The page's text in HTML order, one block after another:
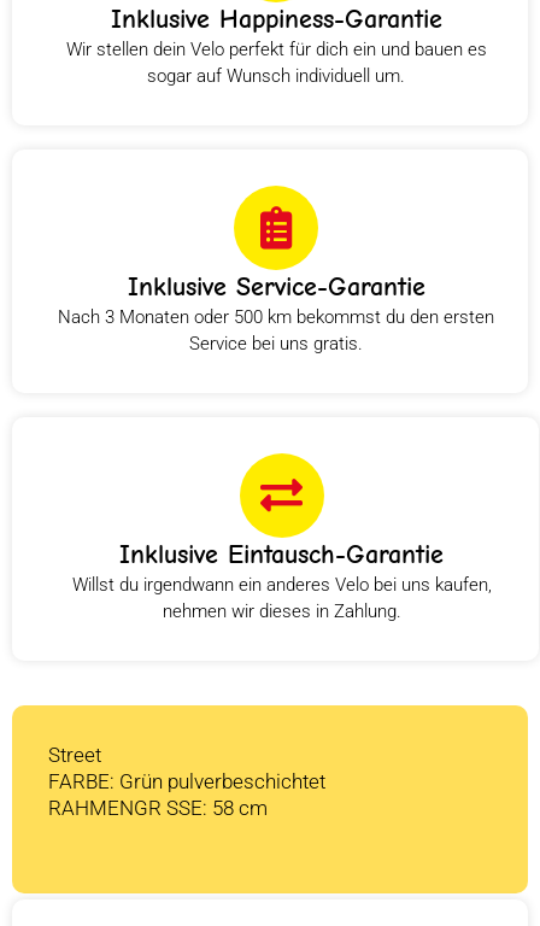
Inklusive Happiness-Garantie
Wir stellen dein Velo perfekt für dich ein und bauen es
sogar auf Wunsch individuell um.
Inklusive Service-Garantie
Nach 3 Monaten oder 500 km bekommst du den ersten
Service bei uns gratis.
Inklusive Eintausch-Garantie
Willst du irgendwann ein anderes Velo bei uns kaufen,
nehmen wir dieses in Zahlung.
Street
FARBE: Grün pulverbeschichtet
RAHMENGR SSE: 58 cm